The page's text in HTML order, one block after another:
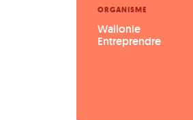
ORGANISME
Wallonie
Entreprendre